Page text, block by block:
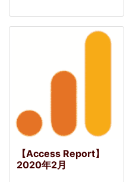
【Access Report】
2020年2月